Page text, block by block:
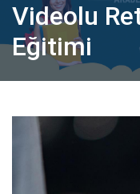
Videolu
Eğitimi